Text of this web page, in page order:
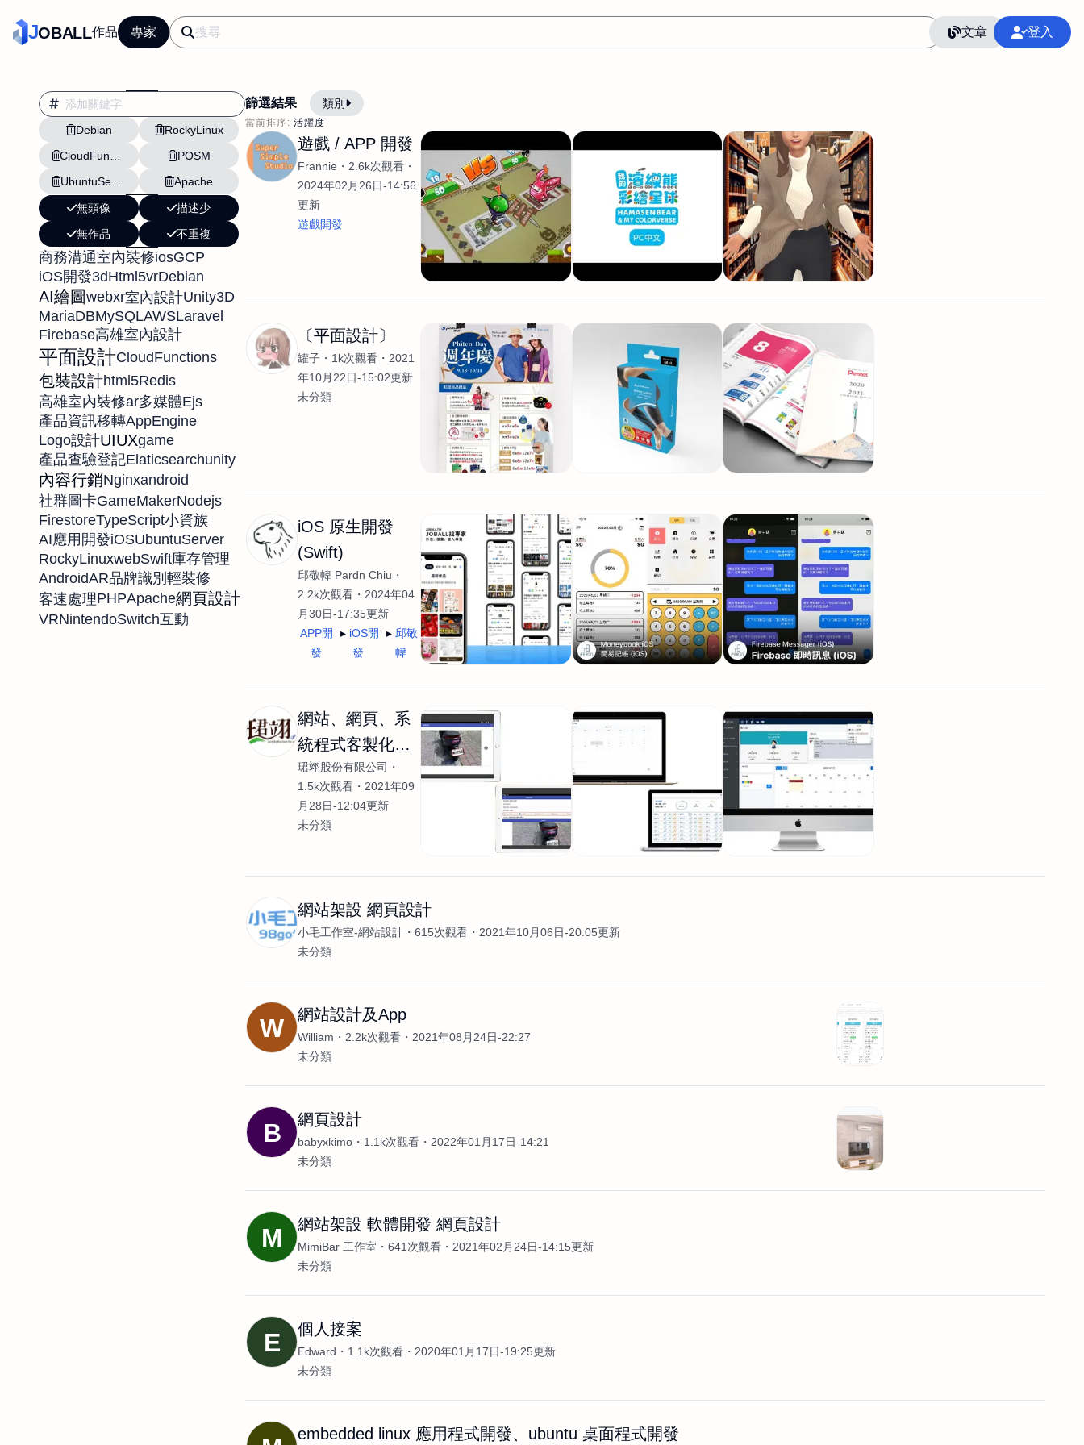
JOBALL作品 專家 文章 登入
Debian
RockyLinux
POSM
Apache
無頭像
描述少
無作品
不重複
商務溝通室內裝修iosGCP
iOS開發3dHtml5vrDebian
AI繪圖webxr室內設計Unity3D
MariaDBMySQLAWSLaravel
Firebase高雄室內設計
平面設計CloudFunctions
包裝設計html5Redis
高雄室內裝修ar多媒體Ejs
產品資訊移轉AppEngine
Logo設計UIUXgame
產品查驗登記Elaticsearchunity
內容行銷Nginxandroid
社群圖卡GameMakerNodejs
FirestoreTypeScript小資族
AI應用開發iOSUbuntuServer
RockyLinuxwebSwift庫存管理
AndroidAR品牌識別 輕裝修
客速處理PHPApache網頁設計
VRNintendoSwitch互動
篩選結果 類別
當前排序: 活躍度
AI應用 行銷 文案 AI 網頁設計 軟體開發 網站架設網頁製作 語言 整合行銷公關
影片剪輯
平面設計師 AI影片製作 SEO CRM GoogleAnalytics
設計插畫
pt副業 程式 商業攝影 廣告行銷服務 室內設計 網站開發 接案 照片後製修圖
網站設計與架設
WordPress網站架設與網站維護救援 網頁製作 SCI醫學論文寫作投稿 Flutter
影像設計 視覺設計 自我介紹 業務外包 設計建模渲染 Solidworks 插畫
電商自媒體平面設計 長篇文案短 影片製作 長篇文案 設計 動畫製作 服務項目
遊戲 / APP 開發
Frannie
2.6k次觀看
2024年02月26日-14:56
更新
遊戲開發
〔平面設計〕
罐子 1k次觀看
2021
年10月22日-15:02更新
未分類
iOS 原生開發
(Swift)
邱敬幃 Pardn Chiu
2.2k次觀看
2024年04
月30日-17:35更新
APP開
發
iOS開
發
邱敬
幃
網站、網頁、系
統程式客製化開
發
珺翊股份有限公司
1.5k次觀看
2021年09
月28日-12:04更新
未分類
網站架設 網頁設計
小毛工作室-網站設計 615次觀看
2021年10月06日-20:05更新
未分類
W 網站設計及App
William 2.2k次觀看
2021年08月24日-22:27
未分類
B 網頁設計
babyxkimo 1.1k次觀看
2022年01月17日-14:21
未分類
M 網站架設 軟體開發 網頁設計
MimiBar 工作室 641次觀看
2021年02月24日-14:15更新
未分類
E 個人接案
Edward 1.1k次觀看
2020年01月17日-19:25更新
未分類
embedded linux 應用程式開發、ubuntu 桌面程式開發